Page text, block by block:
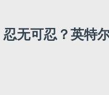
忍无可忍？英特